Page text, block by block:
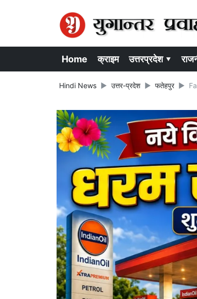
Home क्राइम उत्तरप्रदेश ▾
Hindi News उत्तर-प्रदेश फतेहपुर